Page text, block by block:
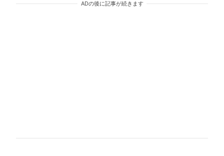
ADの後に記事が続きます